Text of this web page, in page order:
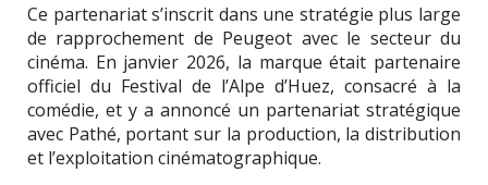
Ce partenariat s’inscrit dans une stratégie plus large
de rapprochement de Peugeot avec le secteur du
cinéma. En janvier 2026, la marque était partenaire
officiel du Festival de l’Alpe d’Huez, consacré à la
comédie, et y a annoncé un partenariat stratégique
avec Pathé, portant sur la production, la distribution
et l’exploitation cinématographique.